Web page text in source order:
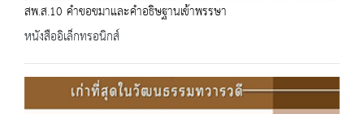
สพ.ส.10 คำขอขมาและคำอธิษฐานเข้าพรรษา
หนังสืออิเล็กทรอนิกส์